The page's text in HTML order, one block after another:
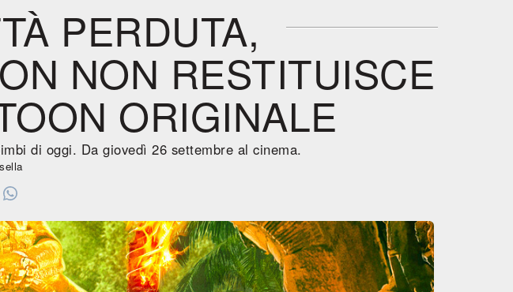
PERDUTA,
NON RESTITUISCE
ORIGINALE
di oggi. Da giovedì 26 settembre al cinema.